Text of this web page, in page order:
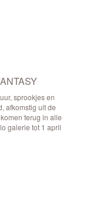
sprookjes en
afkomstig uit de
terug in alle
galerie tot 1 april